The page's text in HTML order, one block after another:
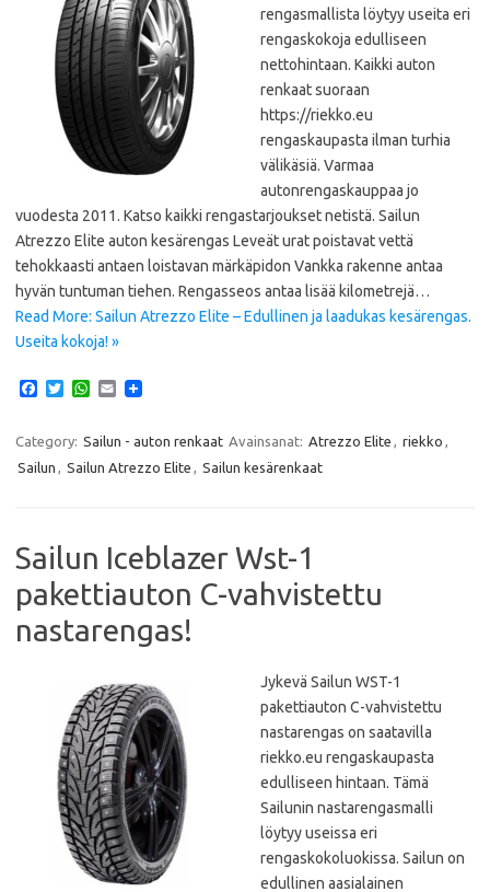
rengasmallista löytyy useita eri
rengaskokoja edulliseen
nettohintaan. Kaikki auton
renkaat suoraan
https://riekko.eu
rengaskaupasta ilman turhia
välikäsiä. Varmaa
autonrengaskauppaa jo
vuodesta 2011. Katso kaikki rengastarjoukset netistä. Sailun
Atrezzo Elite auton kesärengas Leveät urat poistavat vettä
tehokkaasti antaen loistavan märkäpidon Vankka rakenne antaa
hyvän tuntuman tiehen. Rengasseos antaa lisää kilometrejä…
Read More: Sailun Atrezzo Elite – Edullinen ja laadukas kesärengas.
Useita kokoja! »
e
b
o
T
t
t
e
W
t
A
E
i
l
Category: Sailun - auton renkaat Avainsanat: Atrezzo Elite riekko
Sailun
Sailun Atrezzo Elite Sailun kesärenkaat
Sailun Iceblazer Wst-1
pakettiauton C-vahvistettu
nastarengas!
Jykevä Sailun WST-1
pakettiauton C-vahvistettu
nastarengas on saatavilla
riekko.eu rengaskaupasta
edulliseen hintaan. Tämä
Sailunin nastarengasmalli
löytyy useissa eri
rengaskokoluokissa. Sailun on
edullinen aasialainen